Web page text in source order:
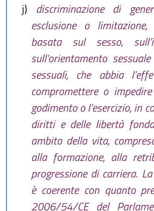
j) discriminazione di
esclusione o
basata sul sesso,
sull’orientamento
sessuali, che abbia
compromettere o
godimento o l’esercizio, in
diritti e delle libertà
ambito della vita,
alla formazione, alla
progressione di carriera.
è coerente con quanto
2006/54/CE del